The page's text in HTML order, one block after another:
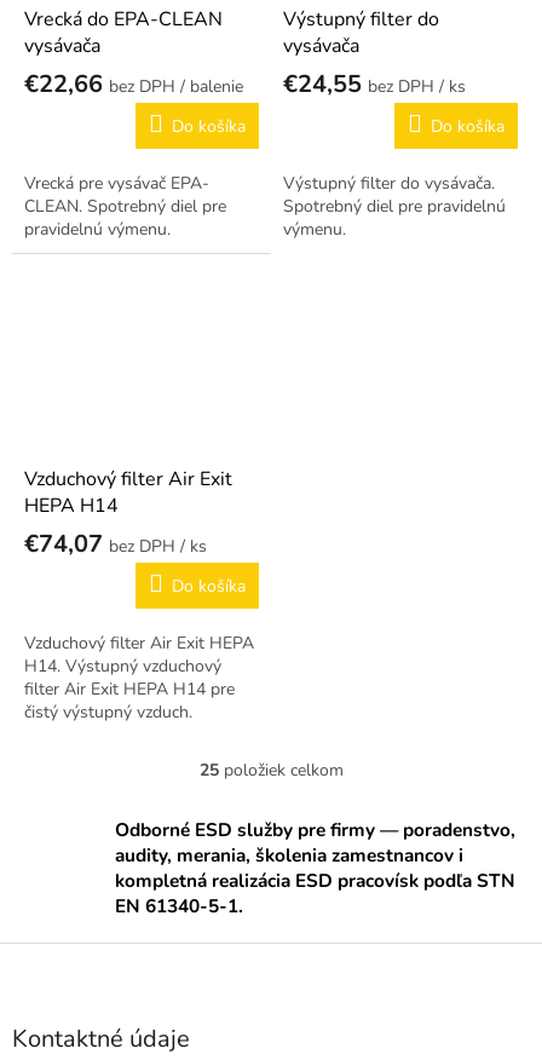
Vrecká do EPA-CLEAN
vysávača
€22,66
/ balenie
Do košíka
Vrecká pre vysávač EPA-
CLEAN. Spotrebný diel pre
pravidelnú výmenu.
Výstupný filter do
vysávača
€24,55
/ ks
Do košíka
Výstupný filter do vysávača.
Spotrebný diel pre pravidelnú
výmenu.
Vzduchový filter Air Exit
HEPA H14
€74,07
/ ks
Do košíka
Vzduchový filter Air Exit HEPA
H14. Výstupný vzduchový
filter Air Exit HEPA H14 pre
čistý výstupný vzduch.
O
l
á
d
a
i
25položiek celkom
Odborné ESD služby pre firmy — poradenstvo,
audity, merania, školenia zamestnancov i
kompletná realizácia ESD pracovísk podľa STN
EN 61340-5-1.
Z
Kontaktné údaje